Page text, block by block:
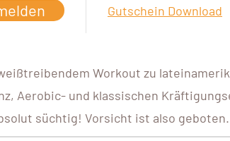
Gutschein Download
Workout zu
Aerobic- und klassischen
süchtig! Vorsicht ist also geboten.